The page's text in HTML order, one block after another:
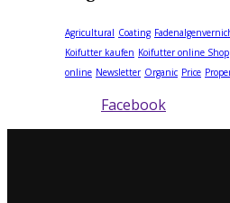
Agricultural Coating
Koifutter kaufen Koifutter online Shop
online Newsletter Organic Price
Facebook